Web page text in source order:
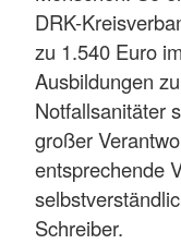
DRK-
zu 1.540 Euro
Ausbildungen
Notfallsanitäter
großer
entsprechende
Schreiber.